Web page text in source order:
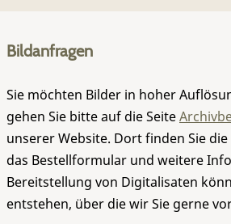
Bildanfragen
Sie möchten Bilder in hoher
gehen Sie bitte auf die Seite
unserer Website. Dort finden Sie
das Bestellformular und weitere
Bereitstellung von Digitalisaten
entstehen, über die wir Sie gerne